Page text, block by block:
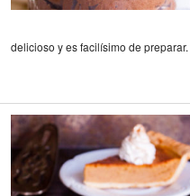
delicioso y es facilísimo de preparar.